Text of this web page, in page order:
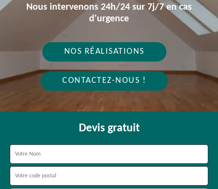
Nous intervenons 24h/24 sur 7j/7 en cas
d'urgence
NOS RÉALISATIONS
CONTACTEZ-NOUS !
Devis gratuit